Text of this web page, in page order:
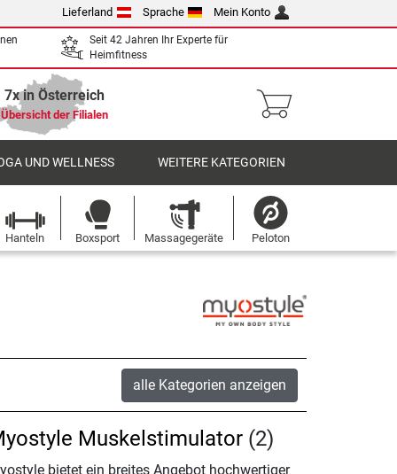
Lieferland Sprache Mein Konto
Seit 42 Jahren Ihr Experte für
Heimfitness
7x in Österreich
Übersicht der Filialen
UND WELLNESS WEITERE KATEGORIEN
Hanteln Boxsport Massagegeräte Peloton
alle Kategorien anzeigen
Muskelstimulator (2)
bietet ein breites Angebot hochwertiger